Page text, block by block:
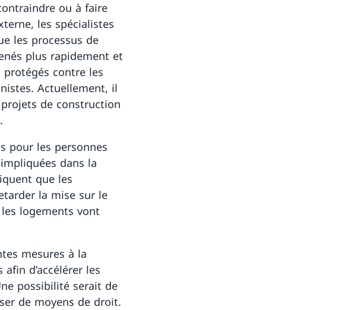
ou à faire
les spécialistes
les processus de
plus rapidement et
contre les
Actuellement, il
de construction
pour les personnes
dans la
que les
la mise sur le
logements vont
mesures à la
d’accélérer les
possibilité serait de
de moyens de droit.